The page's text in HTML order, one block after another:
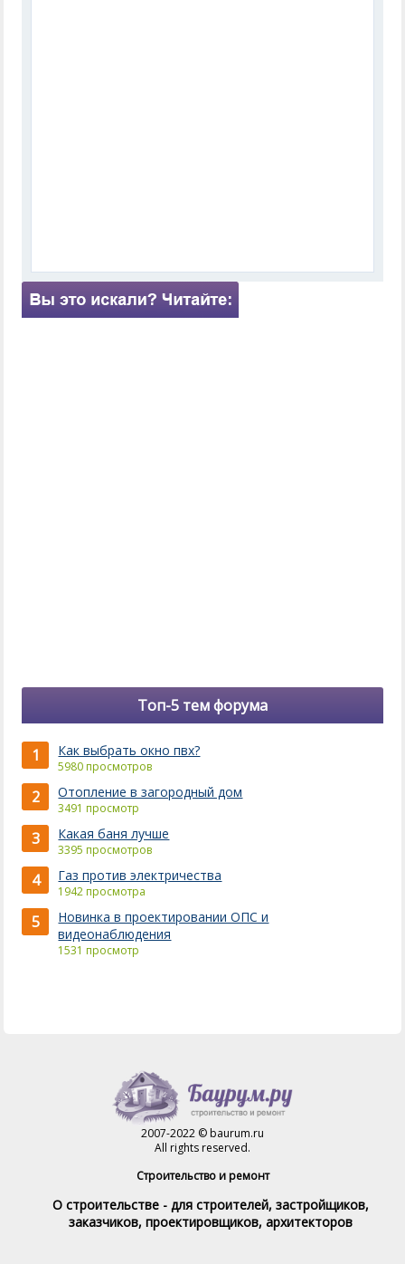
Топ-5 тем форума
1 Как выбрать окно пвх?
5980 просмотров
2 Отопление в загородный дом
3491 просмотр
3 Какая баня лучше
3395 просмотров
4 Газ против электричества
1942 просмотра
5
Новинка в проектировании ОПС и
видеонаблюдения
1531 просмотр
2007-2022 © baurum.ru
All rights reserved.
Строительство и ремонт
О строительстве - для строителей, застройщиков,
заказчиков, проектировщиков, архитекторов